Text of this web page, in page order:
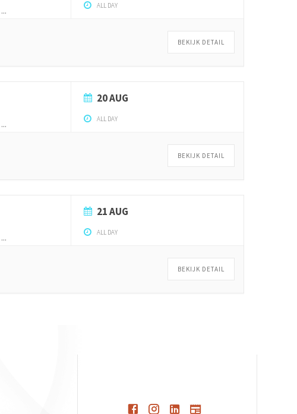
... ALL DAY
BEKIJK DETAIL
...
20 AUG
ALL DAY
BEKIJK DETAIL
...
21 AUG
ALL DAY
BEKIJK DETAIL